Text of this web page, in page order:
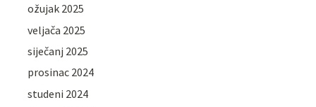
ožujak 2025
veljača 2025
siječanj 2025
prosinac 2024
studeni 2024